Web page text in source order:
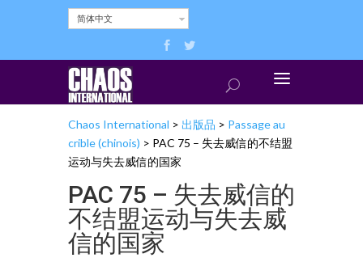
简体中文
Chaos International > 出版品 > Passage au
crible (chinois) > PAC 75 – 失去威信的不结盟
运动与失去威信的国家
PAC 75 – 失去威信的
不结盟运动与失去威
信的国家